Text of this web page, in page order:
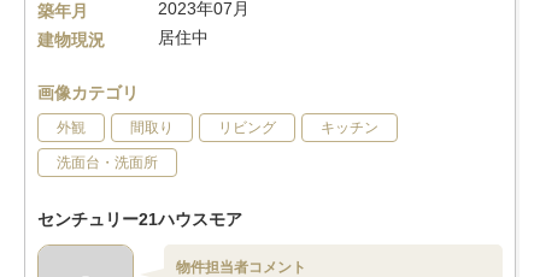
築年月
2023年07月
建物現況
居住中
画像カテゴリ
外観 間取り リビング キッチン
洗面台・洗面所
センチュリー21ハウスモア
物件担当者コメント